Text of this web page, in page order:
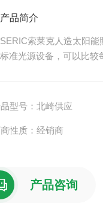
产品简介
索莱克人造太阳能
准光源设备，可以比较
型号：北崎供应
性质：经销商
产品咨询